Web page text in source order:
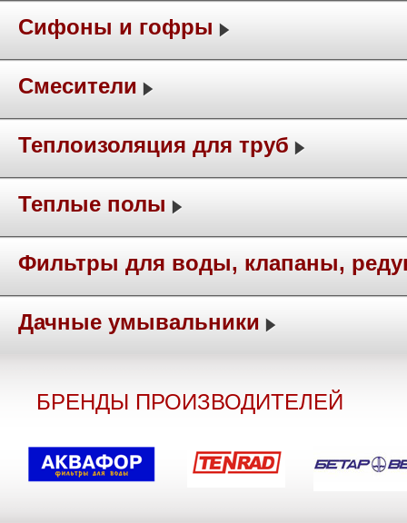
Сифоны и гофры
Смесители
Теплоизоляция для труб
Теплые полы
Фильтры для воды, клапаны,
Дачные умывальники
БРЕНДЫ ПРОИЗВОДИТЕЛЕЙ